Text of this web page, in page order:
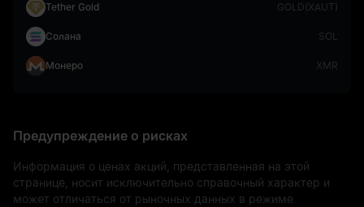
Tether Gold GOLD(XAUT)
Солана SOL
Монеро XMR
Предупреждение о рисках
Информация о ценах акций, представленная на этой
странице, носит исключительно справочный характер и
может отличаться от рыночных данных в режиме